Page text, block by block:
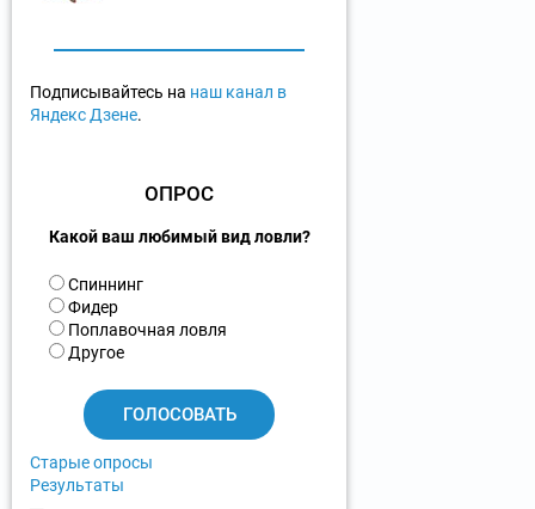
Подписывайтесь на наш канал в
Яндекс Дзене.
ОПРОС
Какой ваш любимый вид ловли?
В
а
р
и
Спиннинг
Фидер
Поплавочная ловля
Другое
Старые опросы
Результаты